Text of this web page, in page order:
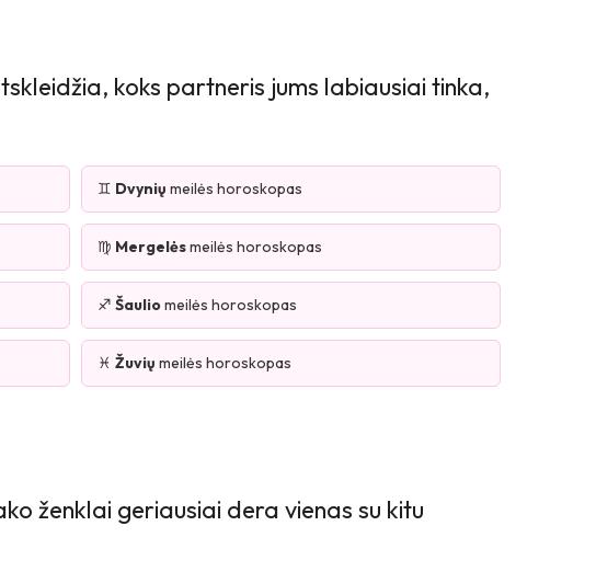
koks partneris jums labiausiai tinka,
♊ Dvynių meilės horoskopas
♍ Mergelėsmeilės horoskopas
♐ Šauliomeilės horoskopas
♓ Žuvių meilės horoskopas
ženklai geriausiai dera vienas su kitu